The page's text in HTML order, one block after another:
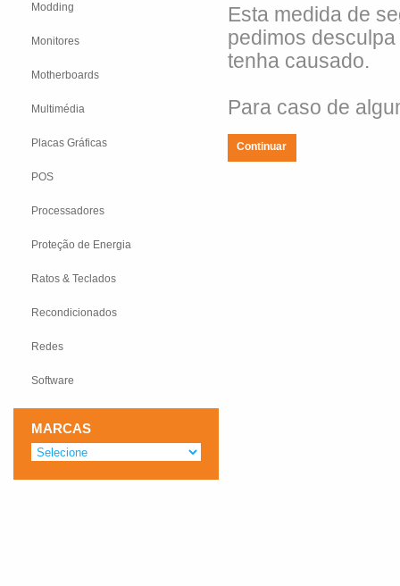
Esta medida de
pedimos
tenha causado.
Para caso de
Continuar
Modding
Monitores
Motherboards
Multimédia
Placas Gráficas
POS
Processadores
Proteção de Energia
Ratos & Teclados
Recondicionados
Redes
Software
MARCAS